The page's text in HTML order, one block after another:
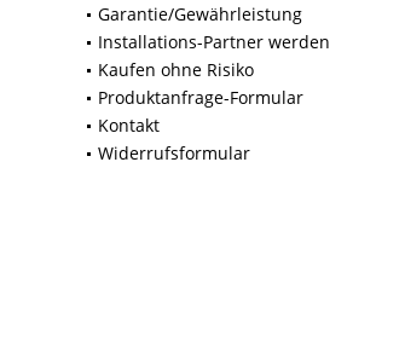
Garantie/Gewährleistung
Installations-Partner werden
Kaufen ohne Risiko
Produktanfrage-Formular
Kontakt
Widerrufsformular